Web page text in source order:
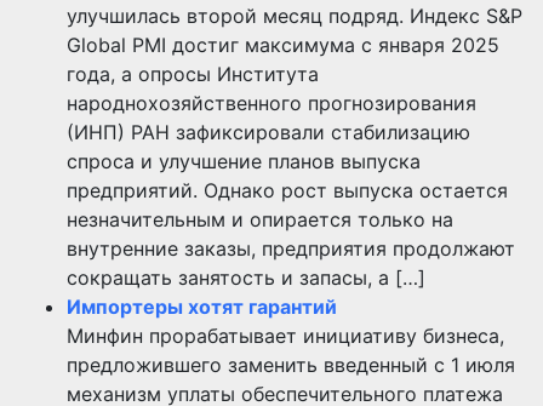
улучшилась второй месяц подряд. Индекс S&P
Global PMI достиг максимума с января 2025
года, а опросы Института
народнохозяйственного прогнозирования
(ИНП) РАН зафиксировали стабилизацию
спроса и улучшение планов выпуска
предприятий. Однако рост выпуска остается
незначительным и опирается только на
внутренние заказы, предприятия продолжают
сокращать занятость и запасы, а […]
Импортеры хотят гарантий
Минфин прорабатывает инициативу бизнеса,
предложившего заменить введенный с 1 июля
механизм уплаты обеспечительного платежа